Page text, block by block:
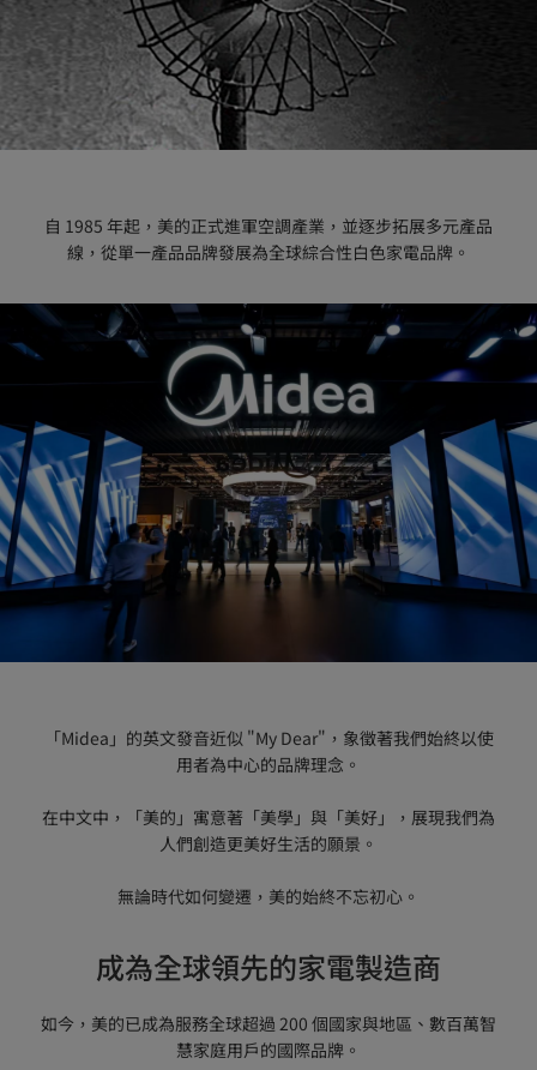
自 1985 年起，美的正式進軍空調產業，並逐步拓展多元產品
線，從單一產品品牌發展為全球綜合性白色家電品牌。
「Midea」的英文發音近似 "My Dear"，象徵著我們始終以使
用者為中心的品牌理念。
在中文中，「美的」寓意著「美學」與「美好」，展現我們為
人們創造更美好生活的願景。
無論時代如何變遷，美的始終不忘初心。
成為全球領先的家電製造商
如今，美的已成為服務全球超過 200 個國家與地區、數百萬智
慧家庭用戶的國際品牌。